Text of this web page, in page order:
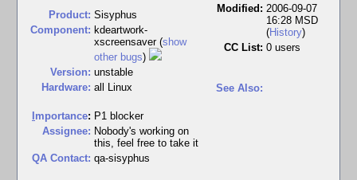
Product: Sisyphus
Component: kdeartwork-
xscreensaver (show
other bugs)
Version: unstable
Hardware: all Linux
mportance: P1 blocker
Assignee: Nobody's working on
this, feel free to take it
QA Contact: qa-sisyphus
Modified: 2006-09-07
16:28 MSD
(History)
CC List: 0 users
See Also: